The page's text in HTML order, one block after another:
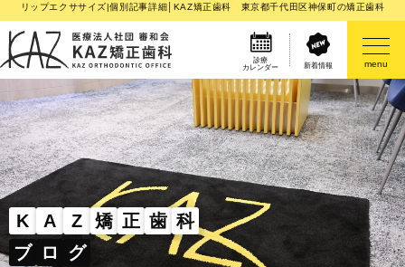
リップエクササイズ|個別記事詳細│KAZ矯正歯科 東京都千代田区神保町の矯正歯科
診療
カレンダー
新着情報 menu
K A Z 矯 正 歯 科
ブ ロ グ
医院案内
矯正歯科治療のご案内
矯正装置のご紹介
その他